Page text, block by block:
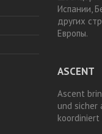
Испании,
других
Европы.
ASCENT
Ascent
und sicher